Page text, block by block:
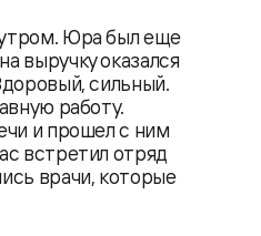
Юра был еще
выручку оказался
сильный.
работу.
и прошел с ним
встретил отряд
врачи, которые